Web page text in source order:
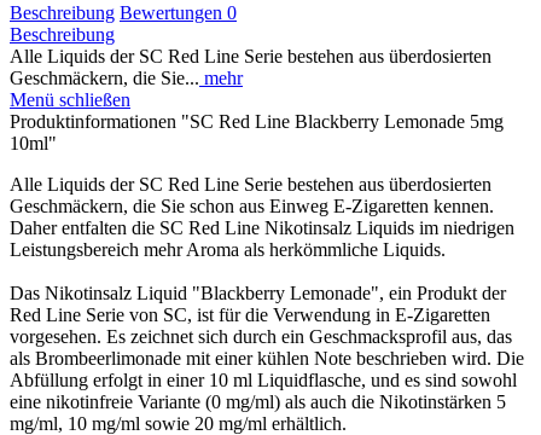
Beschreibung Bewertungen 0
Beschreibung
Alle Liquids der SC Red Line Serie bestehen aus überdosierten
Geschmäckern, die Sie... mehr
Menü schließen
Produktinformationen "SC Red Line Blackberry Lemonade 5mg
10ml"
Alle Liquids der SC Red Line Serie bestehen aus überdosierten
Geschmäckern, die Sie schon aus Einweg E-Zigaretten kennen.
Daher entfalten die SC Red Line Nikotinsalz Liquids im niedrigen
Leistungsbereich mehr Aroma als herkömmliche Liquids.
Das Nikotinsalz Liquid "Blackberry Lemonade", ein Produkt der
Red Line Serie von SC, ist für die Verwendung in E-Zigaretten
vorgesehen. Es zeichnet sich durch ein Geschmacksprofil aus, das
als Brombeerlimonade mit einer kühlen Note beschrieben wird. Die
Abfüllung erfolgt in einer 10 ml Liquidflasche, und es sind sowohl
eine nikotinfreie Variante (0 mg/ml) als auch die Nikotinstärken 5
mg/ml, 10 mg/ml sowie 20 mg/ml erhältlich.